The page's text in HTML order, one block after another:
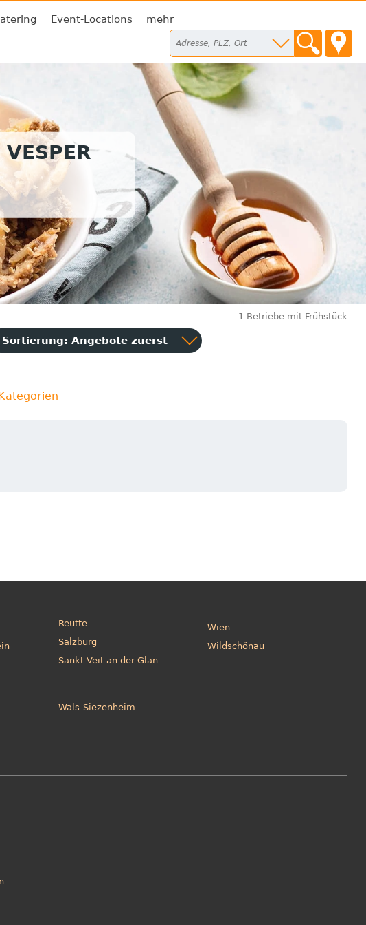
Event-Locations mehr
1 Betriebe mit Frühstück
Sortierung: Angebote zuerst
Reutte
Salzburg
Sankt Veit an der Glan
Wien
Wildschönau
Wals-Siezenheim